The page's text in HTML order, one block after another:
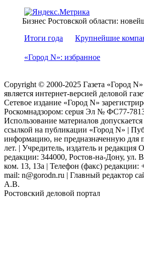
Бизнес Ростовской области:
Итоги года
Крупнейшие
«Город N»: избранное
Copyright © 2000-2025 Газета «Город
является интернет-версией деловой
Сетевое издание «Город N»
Роскомнадзором: серuя Эл № ФС77-
Использование материалов
ссылкой на публикации «Город N» |
информацию, не предназначенную для
лет. | Учредитель, издатель и редакция
редакции: 344000, Ростов-на-Дону, ул.
ком. 13, 13а | Телефон (факс) редакции:
mail: n@gorodn.ru | Главный редактор
А.В.
Ростовский деловой портал